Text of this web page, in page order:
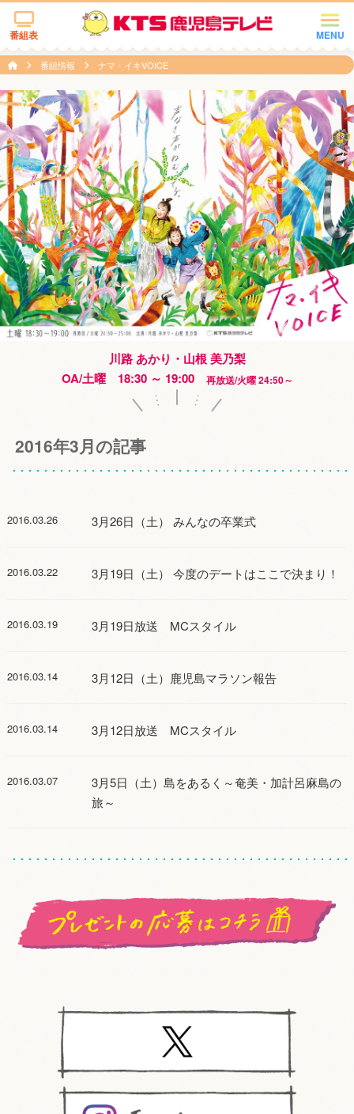
MENU
番組表
番組情報 ナマ・イキVOICE
川路 あかり・山根 美乃梨
OA/土曜 18:30 ～ 19:00
再放送/火曜 24:50～
2016年3月の記事
2016.03.26 3月26日（土） みんなの卒業式
2016.03.22 3月19日（土） 今度のデートはここで決まり！
2016.03.19 3月19日放送 MCスタイル
2016.03.14 3月12日（土）鹿児島マラソン報告
2016.03.14 3月12日放送 MCスタイル
2016.03.07
3月5日（土）島をあるく～奄美・加計呂麻島の
旅～